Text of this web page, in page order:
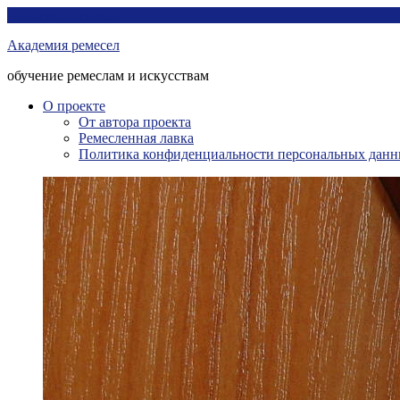
контенту
Академия ремесел
обучение ремеслам и искусствам
О проекте
От автора проекта
Ремесленная лавка
Политика конфиденциальности персональных